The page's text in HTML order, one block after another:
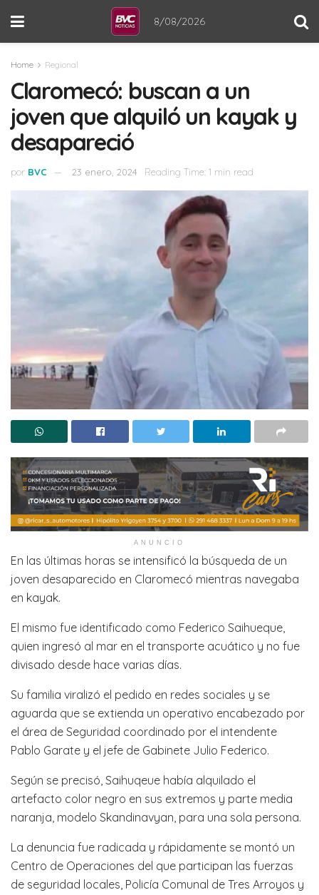
8/08/2026
Home Regional
Claromecó: buscan a un
joven que alquiló un kayak y
desapareció
por BVC 23 enero, 2024 Reading Time: 1 min read
ANUNCIO
En las últimas horas se intensificó la búsqueda de un
joven desaparecido en Claromecó mientras navegaba
en kayak.
El mismo fue identificado como Federico Saihueque,
quien ingresó al mar en el transporte acuático y no fue
divisado desde hace varias días.
Su familia viralizó el pedido en redes sociales y se
aguarda que se extienda un operativo encabezado por
el área de Seguridad coordinado por el intendente
Pablo Garate y el jefe de Gabinete Julio Federico.
Según se precisó, Saihuqeue había alquilado el
artefacto color negro en sus extremos y parte media
naranja, modelo Skandinavyan, para una sola persona.
La denuncia fue radicada y rápidamente se montó un
Centro de Operaciones del que participan las fuerzas
de seguridad locales, Policía Comunal de Tres Arroyos y